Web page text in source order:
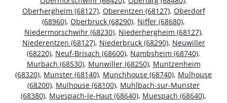
Oberhergheim (68127), Oberentzen (68127), Oberdorf
(68960), Oberbruck (68290), Niffer (68680),
Niedermorschwihr (68230), Niederhergheim (68127),
Niederentzen (68127), Niederbruck (68290), Neuwiller
(68220), Neuf-Brisach (68600), Nambsheim (68740),
Murbach (68530), Munwiller (68250), Muntzenheim
(68320), Munster (68140), Munchhouse (68740), Mulhouse
(68200), Mulhouse (68100), Muhlbach-sur-Munster
(68380), Muespach-le-Haut (68640), Muespach (68640),